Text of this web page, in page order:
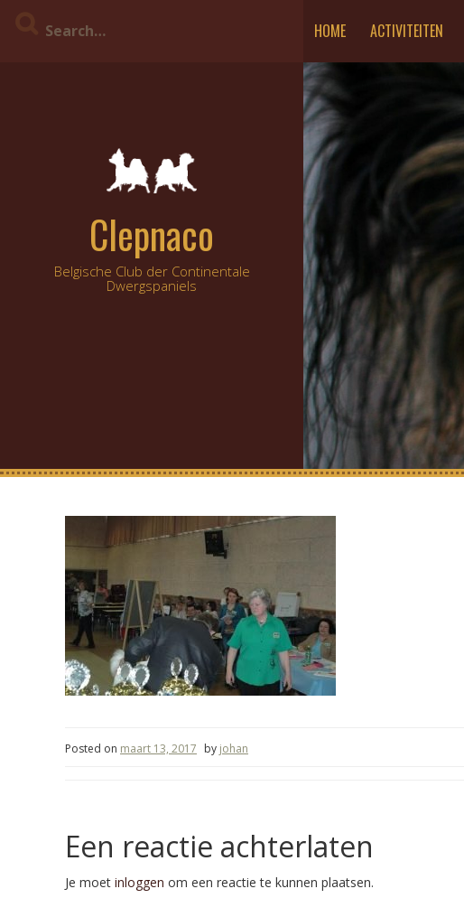
HOME ACTIVITEITEN
Clepnaco
Belgische Club der Continentale
Dwergspaniels
Posted on maart 13, 2017 by johan
Een reactie achterlaten
Je moet inloggen om een reactie te kunnen plaatsen.